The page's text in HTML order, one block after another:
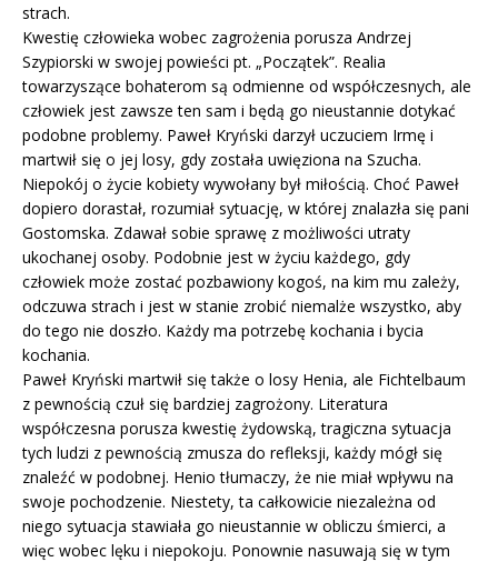
strach.
Kwestię człowieka wobec zagrożenia porusza Andrzej
Szypiorski w swojej powieści pt. „Początek”. Realia
towarzyszące bohaterom są odmienne od współczesnych, ale
człowiek jest zawsze ten sam i będą go nieustannie dotykać
podobne problemy. Paweł Kryński darzył uczuciem Irmę i
martwił się o jej losy, gdy została uwięziona na Szucha.
Niepokój o życie kobiety wywołany był miłością. Choć Paweł
dopiero dorastał, rozumiał sytuację, w której znalazła się pani
Gostomska. Zdawał sobie sprawę z możliwości utraty
ukochanej osoby. Podobnie jest w życiu każdego, gdy
człowiek może zostać pozbawiony kogoś, na kim mu zależy,
odczuwa strach i jest w stanie zrobić niemalże wszystko, aby
do tego nie doszło. Każdy ma potrzebę kochania i bycia
kochania.
Paweł Kryński martwił się także o losy Henia, ale Fichtelbaum
z pewnością czuł się bardziej zagrożony. Literatura
współczesna porusza kwestię żydowską, tragiczna sytuacja
tych ludzi z pewnością zmusza do refleksji, każdy mógł się
znaleźć w podobnej. Henio tłumaczy, że nie miał wpływu na
swoje pochodzenie. Niestety, ta całkowicie niezależna od
niego sytuacja stawiała go nieustannie w obliczu śmierci, a
więc wobec lęku i niepokoju. Ponownie nasuwają się w tym